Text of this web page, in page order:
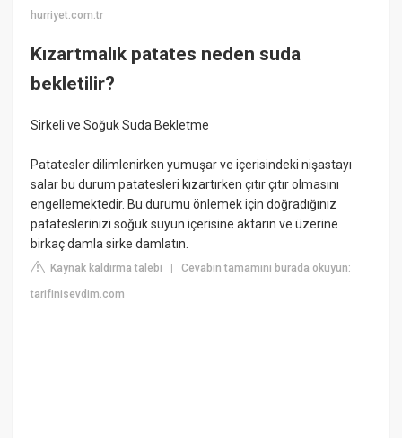
hurriyet.com.tr
Kızartmalık patates neden suda
bekletilir?
Sirkeli ve Soğuk Suda Bekletme
Patatesler dilimlenirken yumuşar ve içerisindeki nişastayı
salar bu durum patatesleri kızartırken çıtır çıtır olmasını
engellemektedir. Bu durumu önlemek için doğradığınız
patateslerinizi soğuk suyun içerisine aktarın ve üzerine
birkaç damla sirke damlatın.
Kaynak kaldırma talebi |Cevabın tamamını burada okuyun:
tarifinisevdim.com